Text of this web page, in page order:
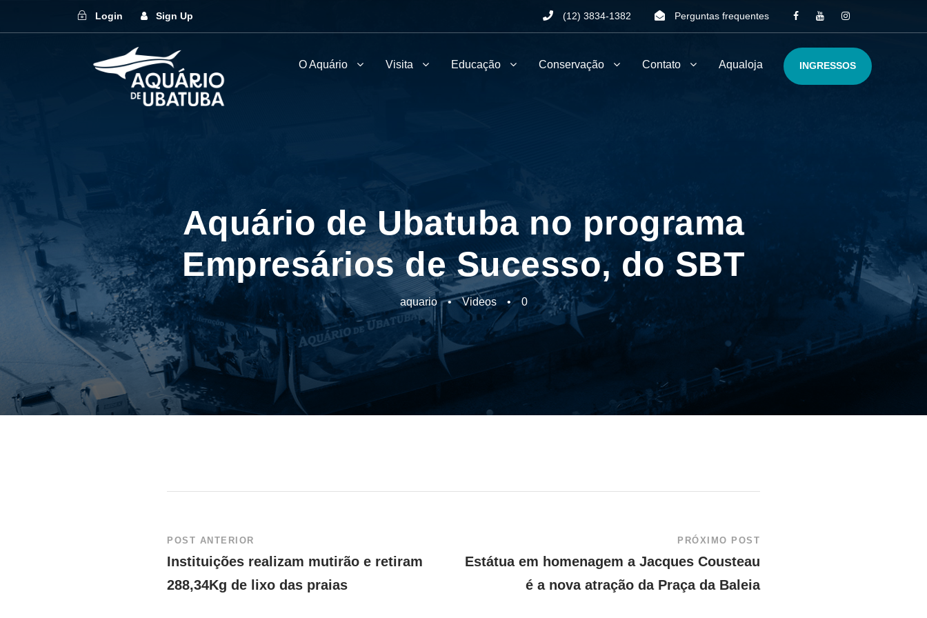
Login Sign Up (12) 3834-1382 Perguntas frequentes
O Aquário Visita Educação Conservação Contato Aqualoja INGRESSOS
Aquário de Ubatuba no programa
Empresários de Sucesso, do SBT
aquario • Videos • 0
POST ANTERIOR
Instituições realizam mutirão e retiram
288,34Kg de lixo das praias
PRÓXIMO POST
Estátua em homenagem a Jacques Cousteau
é a nova atração da Praça da Baleia